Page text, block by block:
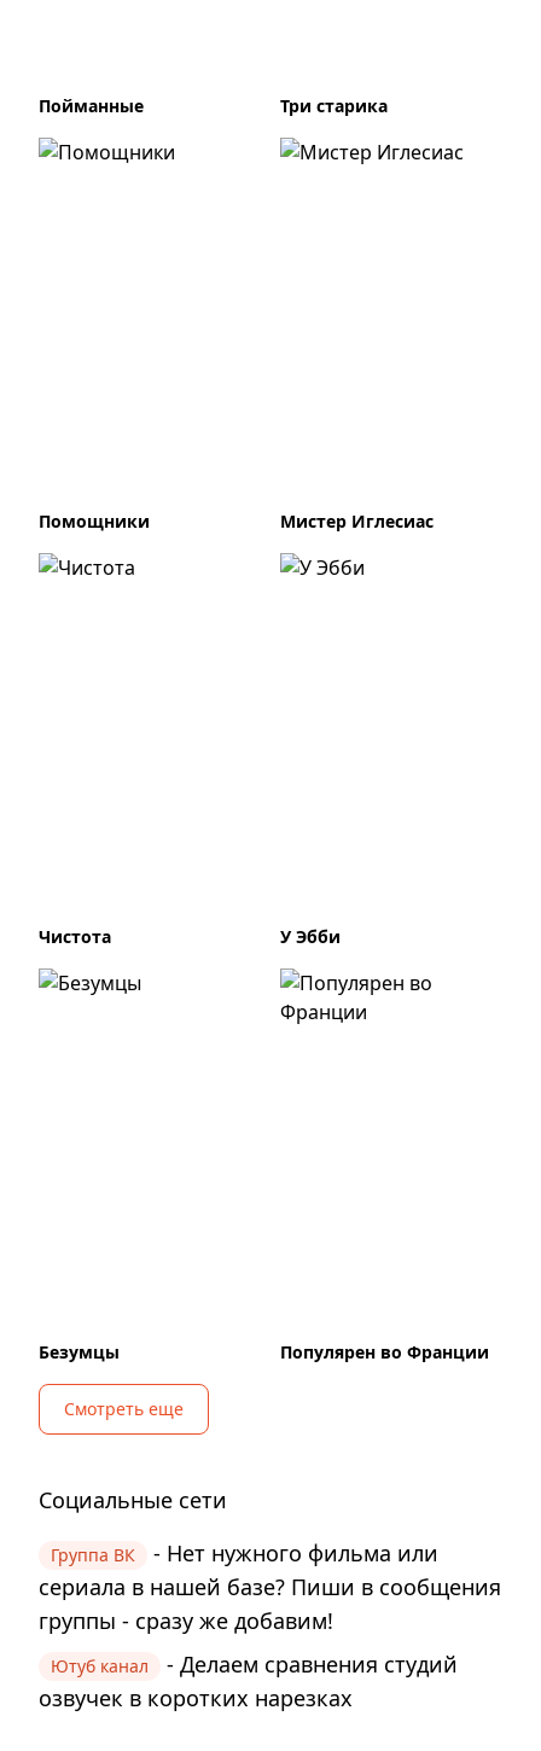
Пойманные Три старика
Помощники Мистер Иглесиас
Чистота У Эбби
Безумцы Популярен во Франции
Смотреть еще
Социальные сети
Группа ВК
- Нет нужного фильма или
сериала в нашей базе? Пиши в сообщения
группы - сразу же добавим!
Ютуб канал
- Делаем сравнения студий
озвучек в коротких нарезках